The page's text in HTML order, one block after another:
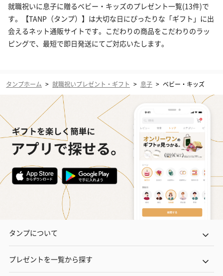
就職祝いに息子に贈るベビー・キッズのプレゼント一覧(13件)で
す。【TANP（タンプ）】は大切な日にぴったりな「ギフト」に出
会えるネット通販サイトです。こだわりの商品をこだわりのラッ
ピングで、最短で即日発送にてご対応いたします。
タンプホーム > 就職祝いプレゼント・ギフト > 息子 > ベビー・キッズ
タンプについて
プレゼントを一覧から探す